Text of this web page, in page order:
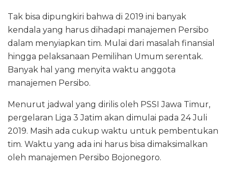
Tak bisa dipungkiri bahwa di 2019 ini banyak
kendala yang harus dihadapi manajemen Persibo
dalam menyiapkan tim. Mulai dari masalah finansial
hingga pelaksanaan Pemilihan Umum serentak.
Banyak hal yang menyita waktu anggota
manajemen Persibo.
Menurut jadwal yang dirilis oleh PSSI Jawa Timur,
pergelaran Liga 3 Jatim akan dimulai pada 24 Juli
2019. Masih ada cukup waktu untuk pembentukan
tim. Waktu yang ada ini harus bisa dimaksimalkan
oleh manajemen Persibo Bojonegoro.